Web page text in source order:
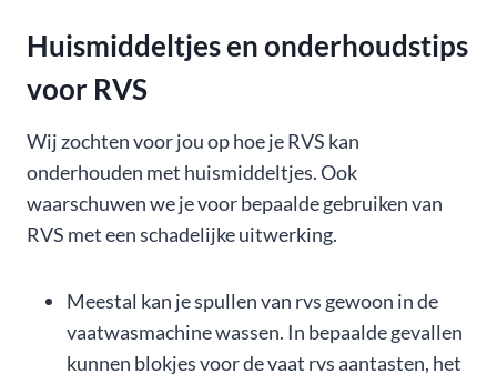
Huismiddeltjes en onderhoudstips
voor RVS
Wij zochten voor jou op hoe je RVS kan
onderhouden met huismiddeltjes. Ook
waarschuwen we je voor bepaalde gebruiken van
RVS met een schadelijke uitwerking.
Meestal kan je spullen van rvs gewoon in de
vaatwasmachine wassen. In bepaalde gevallen
kunnen blokjes voor de vaat rvs aantasten, het